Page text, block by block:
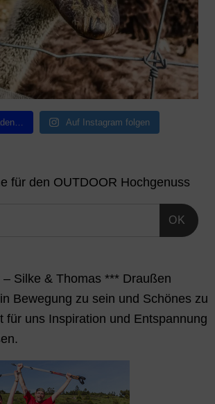
Auf Instagram folgen
für den OUTDOOR Hochgenuss
OK
– Silke & Thomas *** Draußen
Bewegung zu sein und Schönes zu
für uns Inspiration und Entspannung